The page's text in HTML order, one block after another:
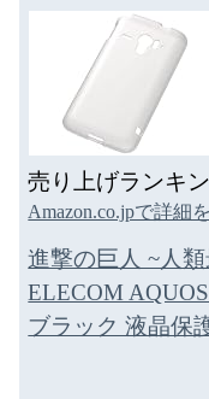
売り上げランキ
Amazon.co.jpで詳細
進撃の巨人 ~人
ELECOM
ブラック 液晶保